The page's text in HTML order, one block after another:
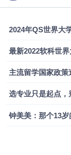
专科
2024年QS世界大
最新2022软科世
主流留学国家政
选专业只是起点